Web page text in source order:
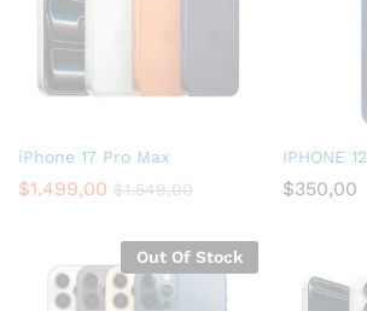
iPhone 17 Pro Max
$1.499,00 $1.549,00
IPHONE 12
$350,00
Out Of Stock